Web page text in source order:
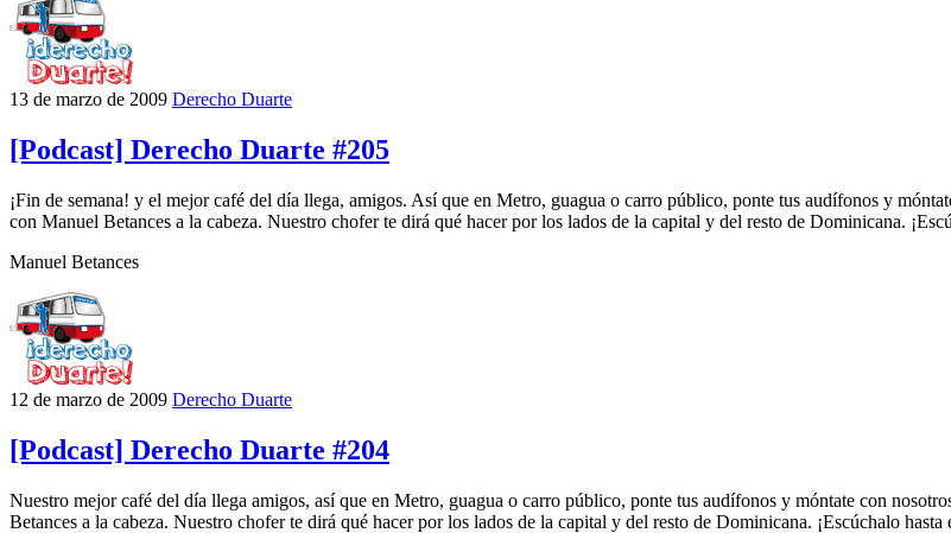
13 de marzo de 2009 Derecho Duarte
[Podcast] Derecho Duarte #205
¡Fin de semana! y el mejor café del día llega, amigos. Así que en Metro, guagua o carro público, ponte tus audífonos y
con Manuel Betances a la cabeza. Nuestro chofer te dirá qué hacer por los lados de la capital y del resto de Dominicana.
Manuel Betances
12 de marzo de 2009 Derecho Duarte
[Podcast] Derecho Duarte #204
Nuestro mejor café del día llega amigos, así que en Metro, guagua o carro público, ponte tus audífonos y móntate con
Betances a la cabeza. Nuestro chofer te dirá qué hacer por los lados de la capital y del resto de Dominicana. ¡Escúchalo hasta